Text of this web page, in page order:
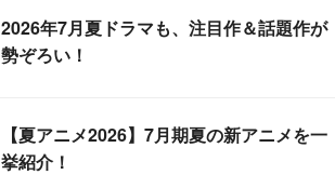
2026年7月夏ドラマも、注目作＆話題作が
勢ぞろい！
【夏アニメ2026】7月期夏の新アニメを一
挙紹介！